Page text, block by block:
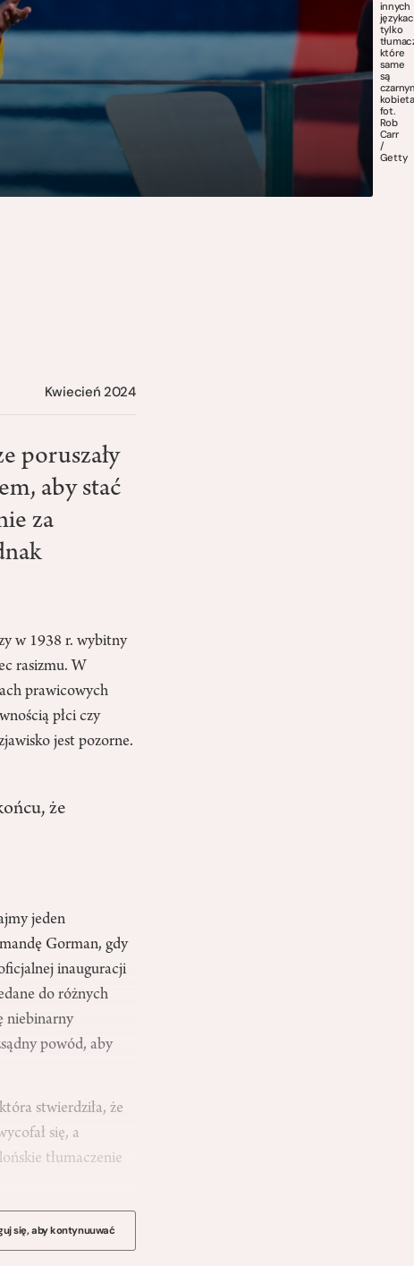
innych
tylko
które
same
są
fot.
Rob
Carr
/
Getty
Kwiecień 2024
poruszały
aby stać
za
w 1938 r. wybitny
rasizmu. W
prawicowych
płci czy
jest pozorne.
że
jeden
Gorman, gdy
inauguracji
do różnych
niebinarny
powód, aby
stwierdziła, że
się, a
tłumaczenie
się, aby kontynuuwać